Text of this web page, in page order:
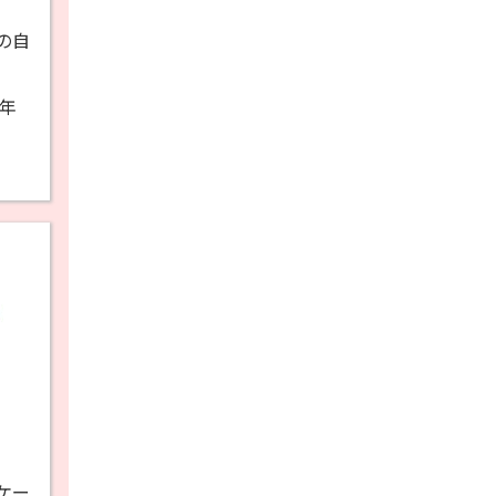
自